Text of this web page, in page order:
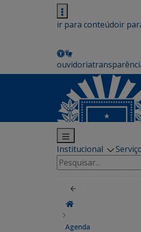
ir para conteúdoir
ouvidoria
Institucional
Pesquisar
por:
Agenda